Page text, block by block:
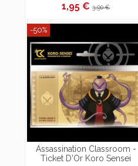
1,95 €3,90 €
-50%
Assassination Classroom -
Ticket D'Or Koro Sensei